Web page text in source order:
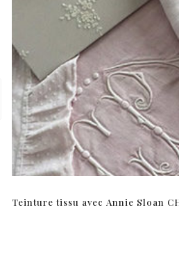
Teinture tissu avec Annie Sloan